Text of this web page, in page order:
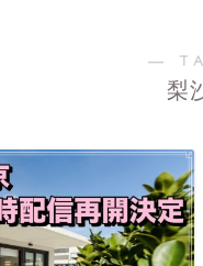
―
梨